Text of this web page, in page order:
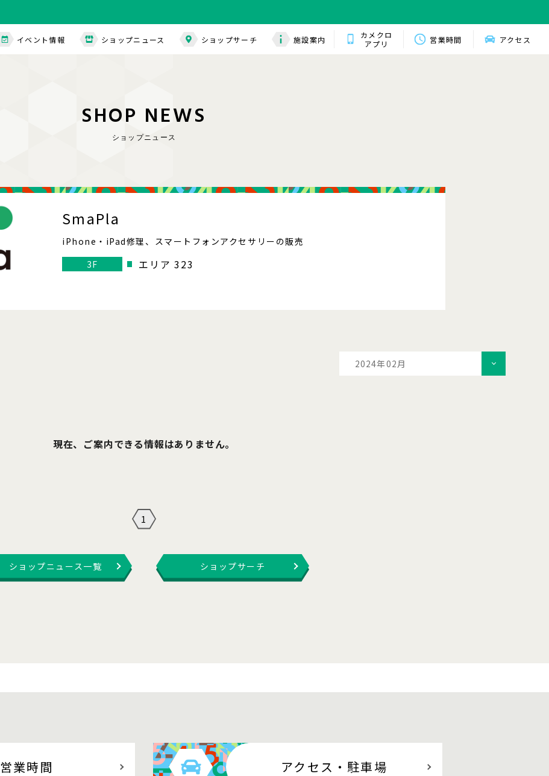
イベント情報 ショップニュース ショップサーチ 施設案内
カメクロ
アプリ
営業時間 アクセス
SHOP NEWS
ショップニュース
SmaPla
iPhone・iPad修理、スマートフォンアクセサリーの販売
3F
エリア 323
2024年02月
現在、ご案内できる情報はありません。
1
ショップニュース一覧 ショップサーチ
営業時間 アクセス ・駐車場